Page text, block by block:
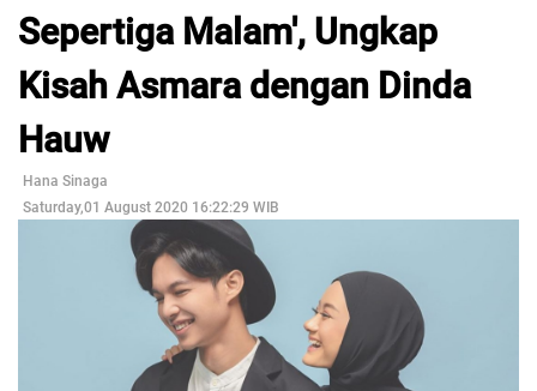
Sepertiga Malam', Ungkap
Kisah Asmara dengan Dinda
Hauw
Hana Sinaga
Saturday,01 August 2020 16:22:29 WIB